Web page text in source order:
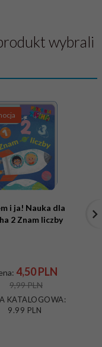
wybrali
i ja! Nauka dla
2 Znam liczby
4,50 PLN
9,99 PLN
KATALOGOWA:
9.99 PLN